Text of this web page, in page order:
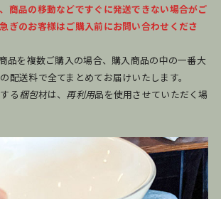
商品の移動などですぐに発送できない場合がご
ぎのお客様はご購入前にお問い合わせくださ
品を複数ご購入の場合、購入商品の中の一番大
配送料で全てまとめてお届けいたします。
る梱包材は、 再利用品を使用させていただく場